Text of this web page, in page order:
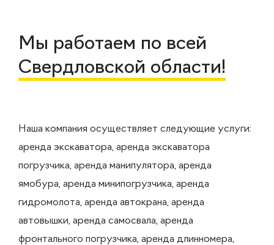
Мы работаем по всей
Свердловской области!
Наша компания осуществляет следующие услуги:
аренда экскаватора, аренда экскаватора
погрузчика, аренда манипулятора, аренда
ямобура, аренда минипогрузчика, аренда
гидромолота, аренда автокрана, аренда
автовышки, аренда самосвала, аренда
фронтального погрузчика, аренда длинномера,